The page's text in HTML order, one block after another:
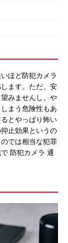
ほど防犯カメラ
ます。ただ、安
みませんし、や
まう危険性もあ
とやっぱり怖い
止効果というの
では相当な犯罪
防犯カメラ 通